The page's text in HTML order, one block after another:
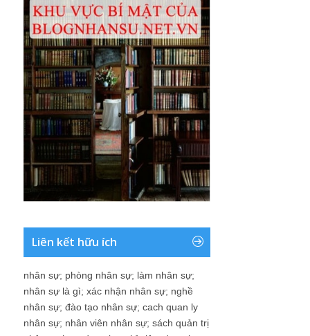
Liên kết hữu ích
nhân sự; phòng nhân sự; làm nhân sự;
nhân sự là gì; xác nhận nhân sự; nghề
nhân sự; đào tạo nhân sự; cach quan ly
nhân sự; nhân viên nhân sự; sách quản trị